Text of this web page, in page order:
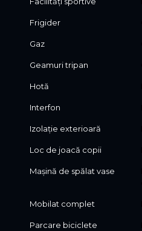
Frigider
Gaz
Geamuri tripan
Hotă
Interfon
Izolație exterioară
Loc de joacă copii
Mașină de spălat vase
Mobilat complet
Parcare biciclete